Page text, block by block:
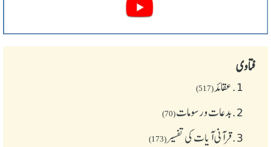
فتاوی
1. عقائد(517)
2. بدعات و رسومات(70)
3. قرآنی آیات کی تفسیر(173)